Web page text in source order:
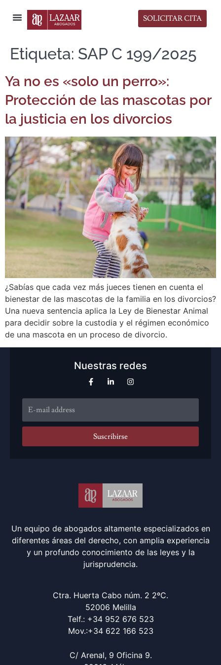
SOLICITAR CITA
Etiqueta: SAP C 199/2025
Ya no es «solo un perro»:
Protección de las mascotas por
la justicia en los divorcios
¿Sabías que cada vez más jueces tienen en cuenta el
bienestar de las mascotas de la familia en los divorcios?
Una nueva sentencia aplica la Ley de Bienestar Animal
para decidir sobre la custodia y el régimen económico
de una mascota en un proceso de divorcio.
Nuestras redes
Suscribirse
Un equipo de abogados altamente especializados en
diferentes áreas del derecho, con amplia experiencia
y un profundo conocimiento de las leyes y la
jurisprudencia.
Ctra. Huerta Cabo núm. 2 2ºC.
52006 Melilla
Telf.: +34 952 676 523
Mov.:+34 622 166 523
C/ Arenal, 9 Oficina 9.